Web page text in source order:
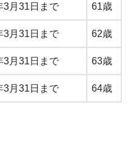
3月31日まで 61歳
3月31日まで 62歳
3月31日まで 63歳
3月31日まで 64歳